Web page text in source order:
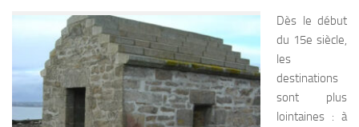
Dès le début
du 15e siècle,
les
destinations
sont plus
lointaines : à